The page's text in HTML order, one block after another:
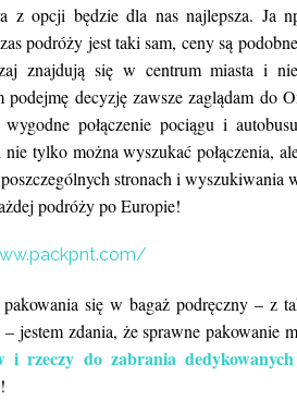
z opcji będzie dla nas najlepsza. Ja
podróży jest taki sam, ceny są
znajdują się w centrum miasta i
podejmę decyzję zawsze zaglądam do
połączenie pociągu i
tylko można wyszukać połączenia,
stronach i wyszukiwania
podróży po Europie!
się w bagaż podręczny – z
jestem zdania, że sprawne pakowanie
rzeczy do zabrania dedykowanych